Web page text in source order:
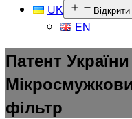
UK
EN
Патент
фільтр